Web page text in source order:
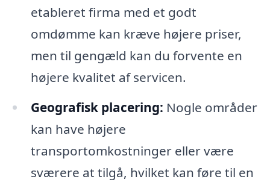
etableret firma med et godt
omdømme kan kræve højere priser,
men til gengæld kan du forvente en
højere kvalitet af servicen.
Geografisk placering: Nogle områder
kan have højere
transportomkostninger eller være
sværere at tilgå, hvilket kan føre til en